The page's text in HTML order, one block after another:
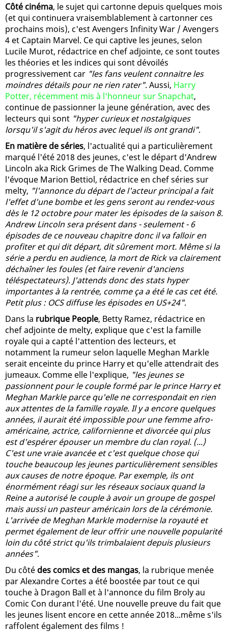
Côté cinéma, le sujet qui cartonne depuis quelques mois
(et qui continuera vraisemblablement à cartonner ces
prochains mois), c'est Avengers Infinity War / Avengers
4 et Captain Marvel. Ce qui captive les jeunes, selon
Lucile Murot, rédactrice en chef adjointe, ce sont toutes
les théories et les indices qui sont dévoilés
progressivement car "les fans veulent connaitre les
moindres détails pour ne rien rater". Aussi, Harry
Potter, récemment mis à l'honneur sur Snapchat,
continue de passionner la jeune génération, avec des
lecteurs qui sont "hyper curieux et nostalgiques
lorsqu'il s'agit du héros avec lequel ils ont grandi".
En matière de séries, l'actualité qui a particulièrement
marqué l'été 2018 des jeunes, c'est le départ d'Andrew
Lincoln aka Rick Grimes de The Walking Dead. Comme
l'évoque Marion Bettiol, rédactrice en chef séries sur
melty, "l'annonce du départ de l'acteur principal a fait
l'effet d'une bombe et les gens seront au rendez-vous
dès le 12 octobre pour mater les épisodes de la saison 8.
Andrew Lincoln sera présent dans - seulement - 6
épisodes de ce nouveau chapitre donc il va falloir en
profiter et qui dit départ, dit sûrement mort. Même si la
série a perdu en audience, la mort de Rick va clairement
déchaîner les foules (et faire revenir d'anciens
téléspectateurs). J'attends donc des stats hyper
importantes à la rentrée, comme ça a été le cas cet été.
Petit plus : OCS diffuse les épisodes en US+24".
Dans la rubrique People, Betty Ramez, rédactrice en
chef adjointe de melty, explique que c'est la famille
royale qui a capté l'attention des lecteurs, et
notamment la rumeur selon laquelle Meghan Markle
serait enceinte du prince Harry et qu'elle attendrait des
jumeaux. Comme elle l'explique, "les jeunes se
passionnent pour le couple formé par le prince Harry et
Meghan Markle parce qu'elle ne correspondait en rien
aux attentes de la famille royale. Il y a encore quelques
années, il aurait été impossible pour une femme afro-
américaine, actrice, californienne et divorcée qui plus
est d'espérer épouser un membre du clan royal. (...)
C'est une vraie avancée et c'est quelque chose qui
touche beaucoup les jeunes particulièrement sensibles
aux causes de notre époque. Par exemple, ils ont
énormément réagi sur les réseaux sociaux quand la
Reine a autorisé le couple à avoir un groupe de gospel
mais aussi un pasteur américain lors de la cérémonie.
L'arrivée de Meghan Markle modernise la royauté et
permet également de leur offrir une nouvelle popularité
loin du côté strict qu'ils trimbalaient depuis plusieurs
années".
Du côté des comics et des mangas, la rubrique menée
par Alexandre Cortes a été boostée par tout ce qui
touche à Dragon Ball et à l'annonce du film Broly au
Comic Con durant l'été. Une nouvelle preuve du fait que
les jeunes lisent encore en cette année 2018...même s'ils
raffolent également des films !